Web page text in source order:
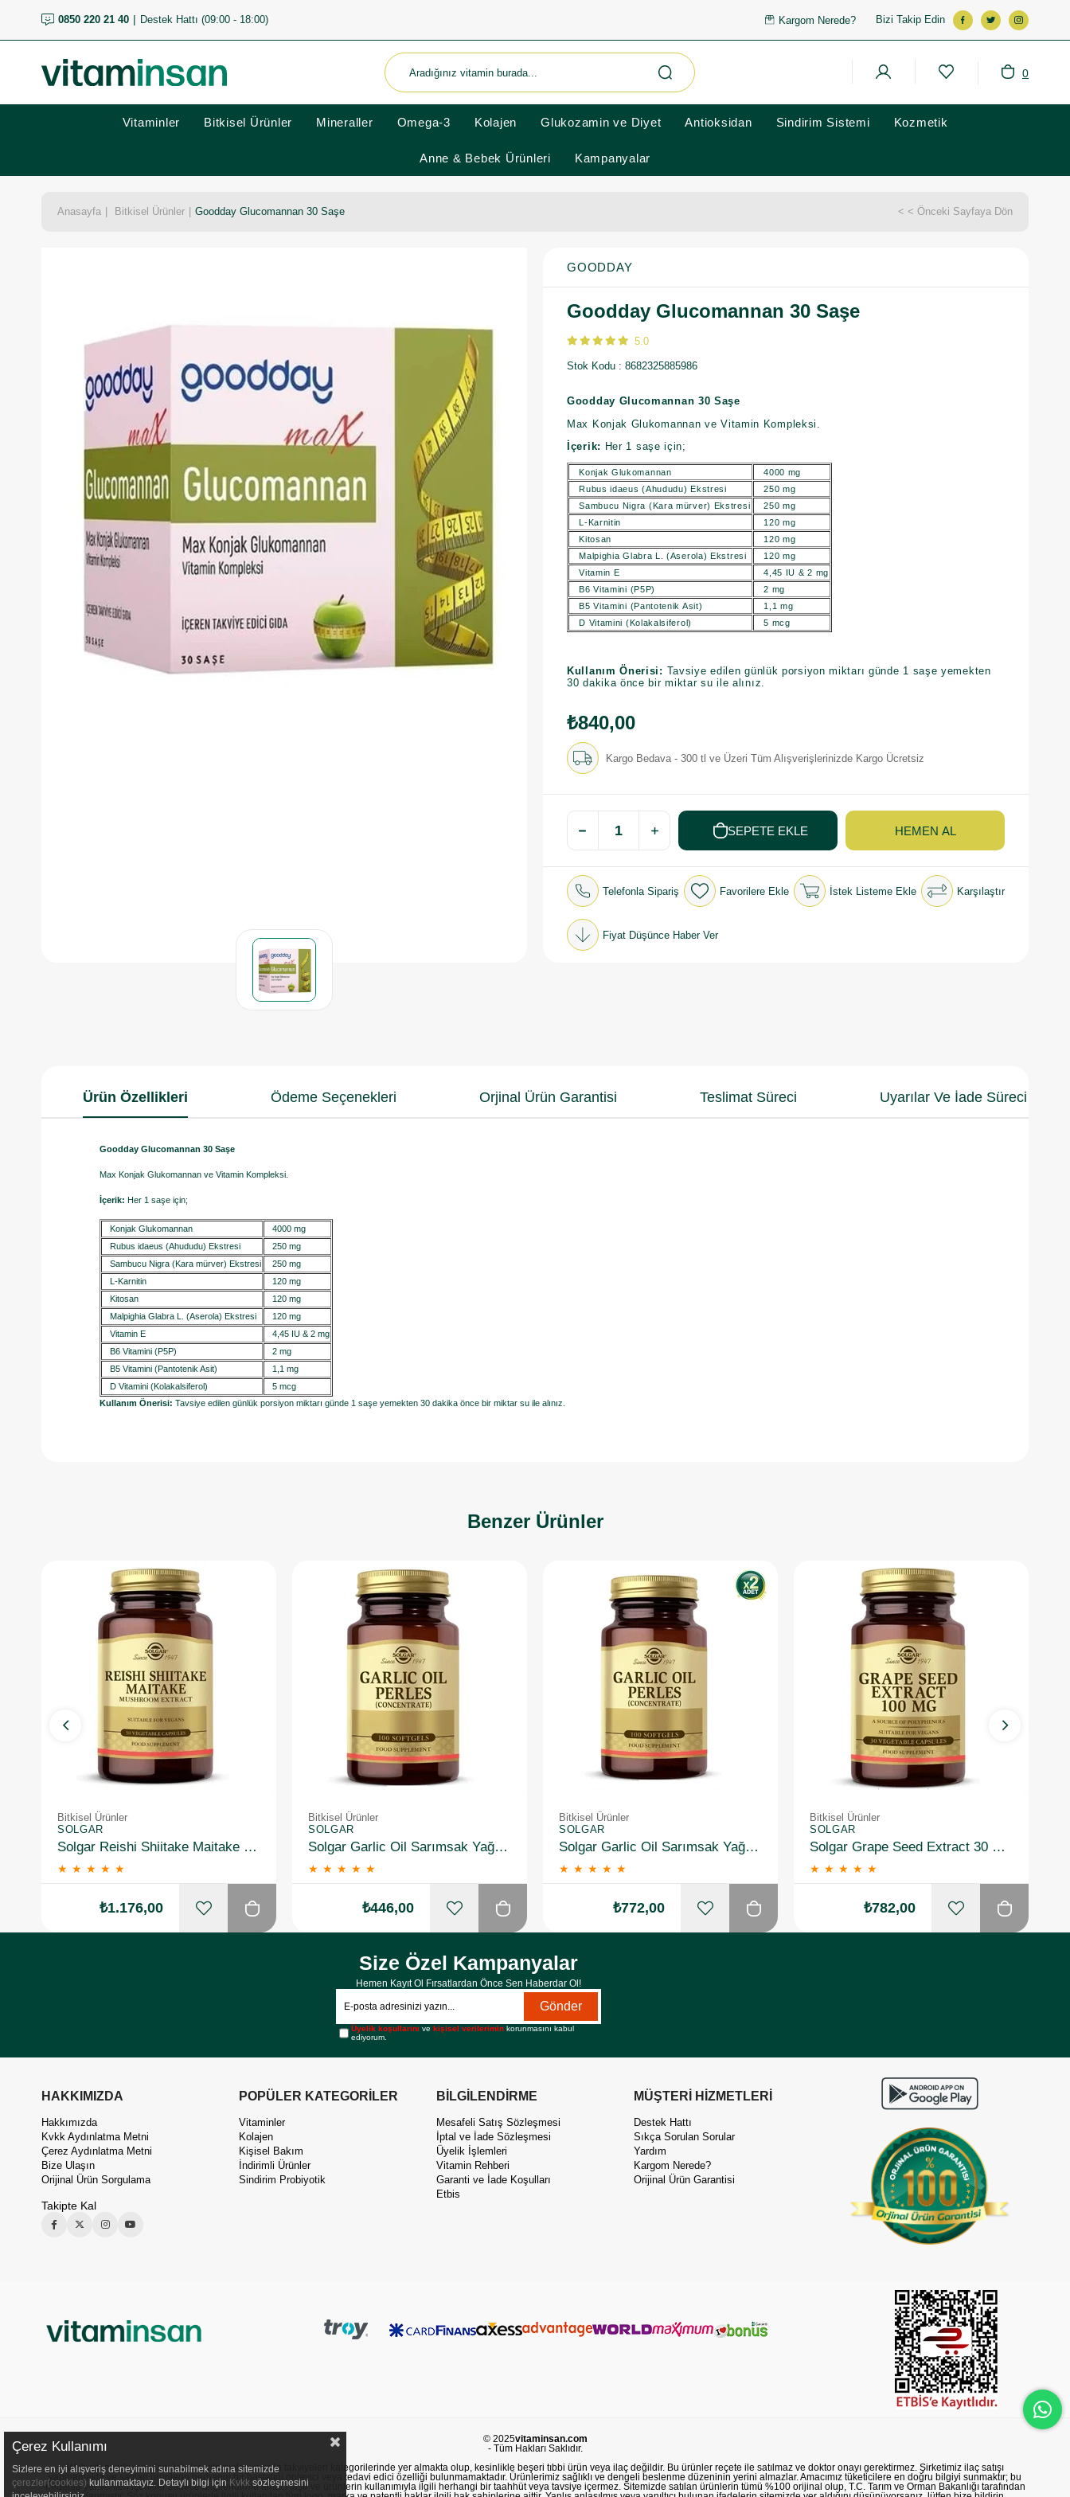
0850 220 21 40 Destek Hattı (09:00 - 18:00) Kargom Nerede? Bizi Takip Edin
0
Vitaminler Bitkisel Ürünler Mineraller Omega-3 Kolajen Glukozamin ve Diyet Antioksidan Sindirim Sistemi Kozmetik
Anne & Bebek Ürünleri Kampanyalar
Anasayfa Bitkisel Ürünler Goodday Glucomannan 30 Saşe < < Önceki Sayfaya Dön
GOODDAY
Goodday Glucomannan 30 Saşe
5.0
Stok Kodu 8682325885986
Goodday Glucomannan 30 Saşe
Max Konjak Glukomannan ve Vitamin Kompleksi.
İçerik: Her 1 saşe için;
Konjak Glukomannan
4000 mg
Rubus idaeus (Ahududu) Ekstresi
250 mg
Sambucu Nigra (Kara mürver) Ekstresi
250 mg
L-Karnitin
120 mg
Kitosan
120 mg
Malpighia Glabra L. (Aserola) Ekstresi
120 mg
Vitamin E
4,45 IU & 2 mg
B6 Vitamini (P5P)
2 mg
B5 Vitamini (Pantotenik Asit)
1,1 mg
D Vitamini (Kolakalsiferol)
5 mcg
Kullanım Önerisi: Tavsiye edilen günlük porsiyon miktarı günde 1 saşe yemekten
30 dakika önce bir miktar su ile alınız.
₺840,00
Kargo Bedava - 300 tl ve Üzeri Tüm Alışverişlerinizde Kargo Ücretsiz
Telefonla Sipariş Favorilere Ekle İstek Listeme Ekle Karşılaştır
Fiyat Düşünce Haber Ver
Ürün Özellikleri Ödeme Seçenekleri Orjinal Ürün Garantisi Teslimat Süreci Uyarılar Ve İade Süreci
Goodday Glucomannan 30 Saşe
Max Konjak Glukomannan ve Vitamin Kompleksi.
İçerik: Her 1 saşe için;
Konjak Glukomannan
4000 mg
Rubus idaeus (Ahududu) Ekstresi
250 mg
Sambucu Nigra (Kara mürver) Ekstresi
250 mg
L-Karnitin
120 mg
Kitosan
120 mg
Malpighia Glabra L. (Aserola) Ekstresi
120 mg
Vitamin E
4,45 IU & 2 mg
B6 Vitamini (P5P)
2 mg
B5 Vitamini (Pantotenik Asit)
1,1 mg
D Vitamini (Kolakalsiferol)
5 mcg
Kullanım Önerisi: Tavsiye edilen günlük porsiyon miktarı günde 1 saşe yemekten 30 dakika önce bir miktar su ile alınız.
Benzer Ürünler
Bitkisel Ürünler
SOLGAR
Solgar Reishi Shiitake Maitake Mushroom Extract 50 Kapsül
★ ★ ★ ★ ★
₺1.176,00
Bitkisel Ürünler
SOLGAR
Solgar Garlic Oil Sarımsak Yağı 100 Kapsül
★ ★ ★ ★ ★
₺446,00
Bitkisel Ürünler
SOLGAR
Solgar Garlic Oil Sarımsak Yağı 100 Kapsül 2 Adet
★ ★ ★ ★ ★
₺772,00
Bitkisel Ürünler
SOLGAR
Solgar Grape Seed Extract 30 Kapsül
★ ★ ★ ★ ★
₺782,00
Size Özel Kampanyalar
Hemen Kayıt Ol Fırsatlardan Önce Sen Haberdar Ol!
Gönder
Üyelik koşullarını vekişisel verilerimin korunmasını kabul
ediyorum.
HAKKIMIZDA
Hakkımızda
Kvkk Aydınlatma Metni
Çerez Aydınlatma Metni
Bize Ulaşın
Orijinal Ürün Sorgulama
Takipte Kal
POPÜLER KATEGORİLER
Vitaminler
Kolajen
Kişisel Bakım
İndirimli Ürünler
Sindirim Probiyotik
BİLGİLENDİRME
Mesafeli Satış Sözleşmesi
İptal ve İade Sözleşmesi
Üyelik İşlemleri
Vitamin Rehberi
Garanti ve İade Koşulları
Etbis
MÜŞTERİ HİZMETLERİ
Destek Hattı
Sıkça Sorulan Sorular
Yardım
Kargom Nerede?
Orijinal Ürün Garantisi
© 2025vitaminsan.com
- Tüm Hakları Saklıdır.
Web sitemizde sunulan ürünler, vitaminler ve gıda takviyeleri kategorilerinde yer almakta olup, kesinlikle beşeri tıbbi ürün veya ilaç değildir. Bu ürünler reçete ile satılmaz ve doktor onayı gerektirmez. Şirketimiz ilaç satışı
yapmamakta ve satılan ürünlerin herhangi bir hastalığı önleyici veya tedavi edici özelliği bulunmamaktadır. Ürünlerimiz sağlıklı ve dengeli beslenme düzeninin yerini almazlar. Amacımız tüketicilere en doğru bilgiyi sunmaktır; bu
nedenle yer verilen içerikler sadece bilgilendirme amacı taşır ve ürünlerin kullanımıyla ilgili herhangi bir taahhüt veya tavsiye içermez. Sitemizde satılan ürünlerin tümü %100 orijinal olup, T.C. Tarım ve Orman Bakanlığı tarafından
Çerez Kullanımı
Sizlere en iyi alışveriş deneyimini sunabilmek adına sitemizde
çerezler(cookies) kullanmaktayız. Detaylı bilgi için Kvkk sözleşmesini